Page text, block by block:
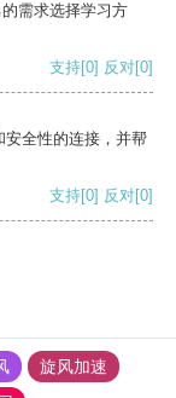
需求选择学习方
支持[0] 反对[0]
全性的连接，并帮
支持[0] 反对[0]
旋风加速